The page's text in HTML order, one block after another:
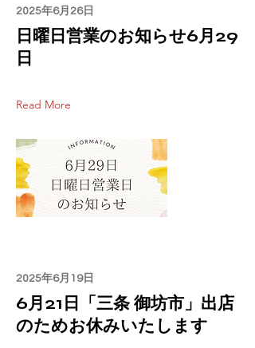
2025年6月26日
日曜日営業のお知らせ6月29
日
Read More
2025年6月19日
6月21日「三条 御坊市」出店
のためお休みいたします